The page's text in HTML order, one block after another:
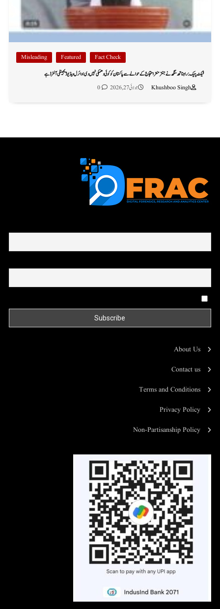
Fact Check
Featured
Misleading
فیکٹ چیک: راجناتھ سنگھ نے جنتر منتر احتجاج کے حوالے سے پاکستان کو کوئی دھمکی نہیں دی؛ وائرل ویڈیو ڈیجیٹلی آلٹرڈ ہے
Khushboo Singh
جولائی 27, 2026 0
About Us
Contact us
Terms and Conditions
Privacy Policy
Non-Partisanship Policy